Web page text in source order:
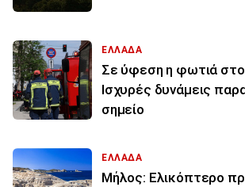
ΕΛΛΑΔΑ
Σε ύφεση η φωτιά
Ισχυρές δυνάμεις
σημείο
ΕΛΛΑΔΑ
Μήλος: Ελικόπτερο